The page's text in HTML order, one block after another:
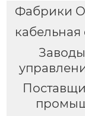
Фабрики